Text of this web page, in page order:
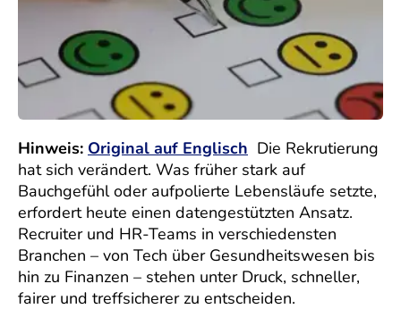
Hinweis: Original auf Englisch Die Rekrutierung
hat sich verändert. Was früher stark auf
Bauchgefühl oder aufpolierte Lebensläufe setzte,
erfordert heute einen datengestützten Ansatz.
Recruiter und HR-Teams in verschiedensten
Branchen – von Tech über Gesundheitswesen bis
hin zu Finanzen – stehen unter Druck, schneller,
fairer und treffsicherer zu entscheiden.